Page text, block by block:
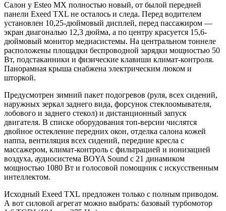
Салон у Esteo MX полностью новый, от былой передней
панели Exeed TXL не осталось и следа. Перед водителем
установлен 10,25-дюймовый дисплей, перед пассажиром —
экран диагональю 12,3 дюйма, а по центру красуется 15,6-
дюймовый монитор медиасистемы. На центральном тоннеле
расположены площадки беспроводной зарядки мощностью 50
Вт, подстаканники и физические клавиши климат-контроля.
Панорамная крыша снабжена электрическим люком и
шторкой.
Предусмотрен зимний пакет подогревов (руля, всех сидений,
наружных зеркал заднего вида, форсунок стеклоомывателя,
лобового и заднего стекол) и дистанционный запуск
двигателя. В списке оборудования топ-версии числятся
двойное остекление передних окон, отделка салона кожей
наппа, вентиляция всех сидений, передние кресла с
массажером, климат-контроль с фильтрацией и ионизацией
воздуха, аудиосистема BOYA Sound с 21 динамиком
мощностью 1080 Вт и голосовой помощник с искусственным
интеллектом.
Исходный Exeed TXL предложен только с полным приводом.
А вот силовой агрегат можно выбрать: базовый турбомотор